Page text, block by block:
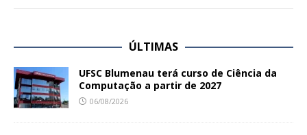
ÚLTIMAS
UFSC Blumenau terá curso de Ciência da
Computação a partir de 2027
06/08/2026